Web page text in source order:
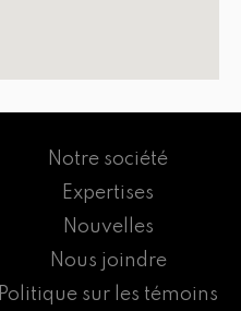
Notre société
Expertises
Nouvelles
Nous joindre
Politique sur les témoins